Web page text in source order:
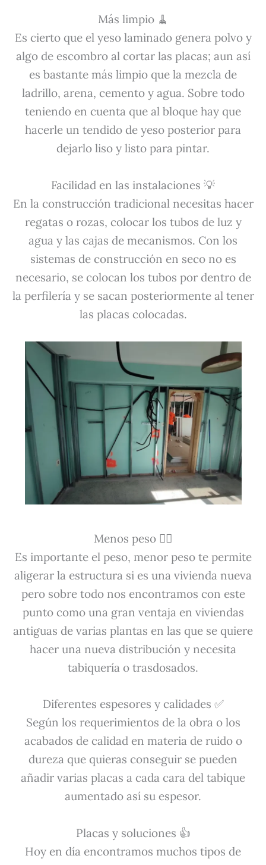
Más limpio 🧹
Es cierto que el yeso laminado genera polvo y
algo de escombro al cortar las placas; aun así
es bastante más limpio que la mezcla de
ladrillo, arena, cemento y agua. Sobre todo
teniendo en cuenta que al bloque hay que
hacerle un tendido de yeso posterior para
dejarlo liso y listo para pintar.
Facilidad en las instalaciones 💡
En la construcción tradicional necesitas hacer
regatas o rozas, colocar los tubos de luz y
agua y las cajas de mecanismos. Con los
sistemas de construcción en seco no es
necesario, se colocan los tubos por dentro de
la perfilería y se sacan posteriormente al tener
las placas colocadas.
Menos peso 🏋️‍♂️
Es importante el peso, menor peso te permite
aligerar la estructura si es una vivienda nueva
pero sobre todo nos encontramos con este
punto como una gran ventaja en viviendas
antiguas de varias plantas en las que se quiere
hacer una nueva distribución y necesita
tabiquería o trasdosados.
Diferentes espesores y calidades ✅
Según los requerimientos de la obra o los
acabados de calidad en materia de ruido o
dureza que quieras conseguir se pueden
añadir varias placas a cada cara del tabique
aumentado así su espesor.
Placas y soluciones 👍
Hoy en día encontramos muchos tipos de